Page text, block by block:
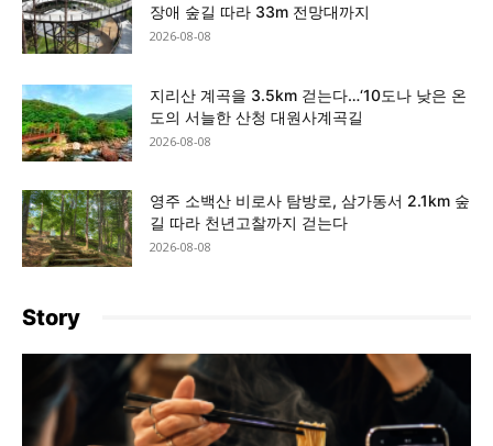
장애 숲길 따라 33m 전망대까지
2026-08-08
지리산 계곡을 3.5km 걷는다…‘10도나 낮은 온
도의 서늘한 산청 대원사계곡길
2026-08-08
영주 소백산 비로사 탐방로, 삼가동서 2.1km 숲
길 따라 천년고찰까지 걷는다
2026-08-08
Story